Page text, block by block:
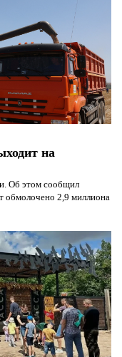
на
Об этом сообщил
2,9 миллиона